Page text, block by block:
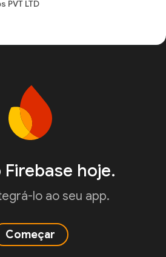
PVT LTD
Firebase hoje.
lo ao seu app.
Começar